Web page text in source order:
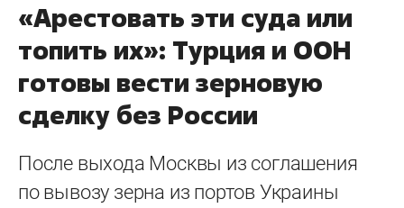
«Арестовать эти суда или
топить их»: Турция и ООН
готовы вести зерновую
сделку без России
После выхода Москвы из соглашения
по вывозу зерна из портов Украины